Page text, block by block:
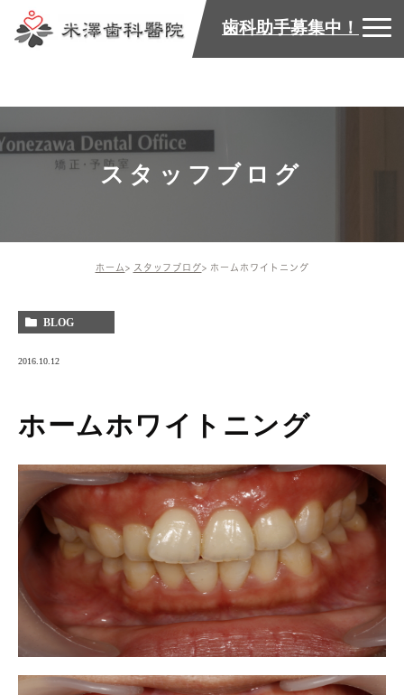
歯科助手募集中！
スタッフブログ
ホーム スタッフブログ ホームホワイトニング
BLOG
2016.10.12
ホームホワイトニング